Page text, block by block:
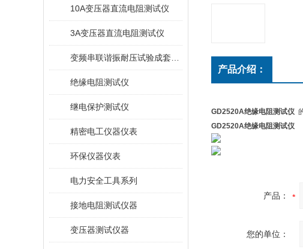
10A变压器直流电阻测试仪
3A变压器直流电阻测试仪
绝缘电阻测试仪
继电保护测试仪
精密电工仪器仪表
环保仪器仪表
电力安全工具系列
接地电阻测试仪器
变压器测试仪器
产品介绍：
GD2520A绝缘电阻测试仪
GD2520A绝缘电阻测试仪
产品：
您的单位：